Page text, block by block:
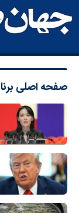
صفحه اصلی